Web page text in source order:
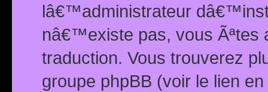
lâ€™administrateur
nâ€™existe pas, vous Ãªtes
traduction. Vous trouverez
groupe phpBB (voir le lien